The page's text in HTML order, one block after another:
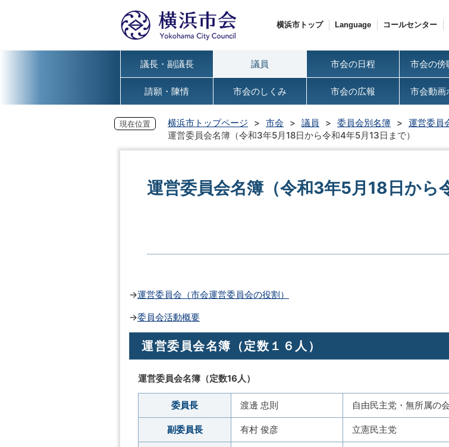
横浜市トップ Language コールセンター
議長・副議長 議員 市会の日程 市会の傍
請願・陳情 市会のしくみ 市会の広報 市会動画
現在位置 横浜市トップページ 市会 議員 委員会別名簿
運営委員
運営委員会名簿（令和3年5月18日から令和4年5月13日まで）
運営委員会名簿（令和3年5月18日から
→運営委員会（市会運営委員会の役割）
→委員会活動概要
運営委員会名簿（定数１６人）
運営委員会名簿（定数16人）
委員長 渡邊 忠則 自由民主党・無所属の会
副委員長 有村 俊彦 立憲民主党